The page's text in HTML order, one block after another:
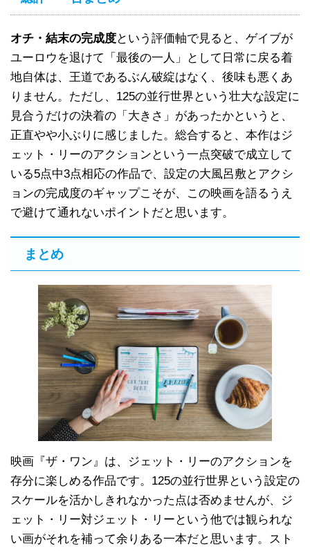
オチ・結末の完成度という評価軸で見ると、ゲイブが
ユーロウを退けて「最後の一人」として日常に戻る着
地自体は、王道であるぶん破綻はなく、後味も悪くあ
りません。ただし、125の並行世界という壮大な設定に
見合うだけの決着の「大きさ」があったかというと、
正直やや小ぶりに感じました。総合すると、本作はジ
ェット・リーのアクションという一点突破で成立して
いる5点中3点相応の作品で、設定の大風呂敷とアクシ
ョンの完成度のギャップこそが、この映画を語るうえ
で避けて通れないポイントだと思います。
まとめ
映画『ザ・ワン』は、ジェット・リーのアクションを
存分に楽しめる作品です。125の並行世界という設定の
スケールを活かしきれなかった点は否めませんが、ジ
ェット・リー対ジェット・リーという他では観られな
い画がそれを補って余りある一本だと思います。スト